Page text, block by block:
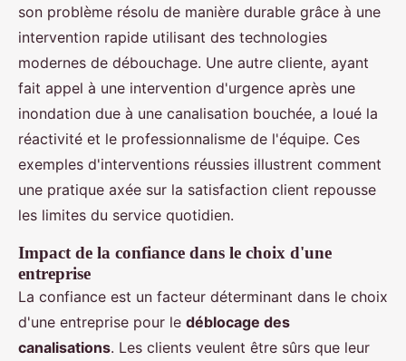
son problème résolu de manière durable grâce à une
intervention rapide utilisant des technologies
modernes de débouchage. Une autre cliente, ayant
fait appel à une intervention d'urgence après une
inondation due à une canalisation bouchée, a loué la
réactivité et le professionnalisme de l'équipe. Ces
exemples d'interventions réussies illustrent comment
une pratique axée sur la satisfaction client repousse
les limites du service quotidien.
Impact de la confiance dans le choix d'une
entreprise
La confiance est un facteur déterminant dans le choix
d'une entreprise pour le déblocage des
canalisations. Les clients veulent être sûrs que leur